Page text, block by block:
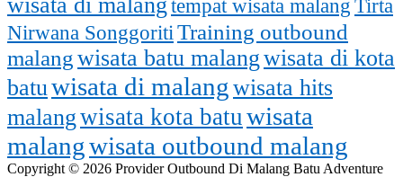
tempat wisata malangTirta
Nirwana SonggoritiTraining outbound
malangwisata batu malangwisata di kota
batu wisata di malangwisata hits
malangwisata kota batu wisata
malangwisata outbound malang
Copyright © 2026 Provider Outbound Di Malang Batu Adventure